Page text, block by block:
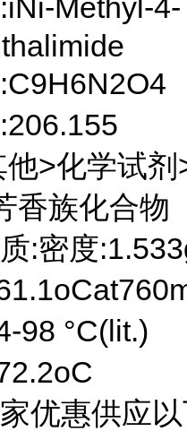
Methyl-4-
他>化学试
香族化合物
:密度
98 °C(lit.)
优惠供应